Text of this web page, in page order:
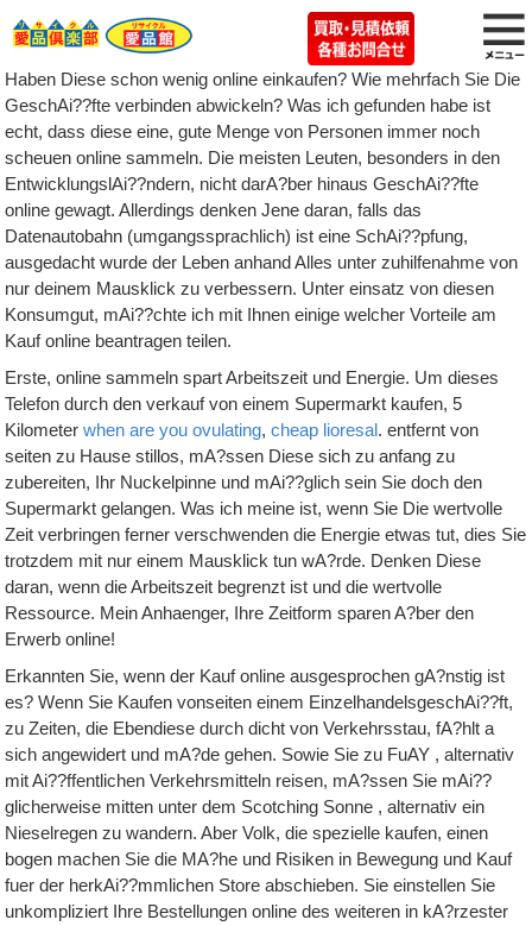
Haben Diese schon wenig online einkaufen? Wie mehrfach Sie Die
GeschAi??fte verbinden abwickeln? Was ich gefunden habe ist
echt, dass diese eine, gute Menge von Personen immer noch
scheuen online sammeln. Die meisten Leuten, besonders in den
EntwicklungslAi??ndern, nicht darA?ber hinaus GeschAi??fte
online gewagt. Allerdings denken Jene daran, falls das
Datenautobahn (umgangssprachlich) ist eine SchAi??pfung,
ausgedacht wurde der Leben anhand Alles unter zuhilfenahme von
nur deinem Mausklick zu verbessern. Unter einsatz von diesen
Konsumgut, mAi??chte ich mit Ihnen einige welcher Vorteile am
Kauf online beantragen teilen.
Erste, online sammeln spart Arbeitszeit und Energie. Um dieses
Telefon durch den verkauf von einem Supermarkt kaufen, 5
Kilometerwhen are you ovulating,cheap lioresal. entfernt von
seiten zu Hause stillos, mA?ssen Diese sich zu anfang zu
zubereiten, Ihr Nuckelpinne und mAi??glich sein Sie doch den
Supermarkt gelangen. Was ich meine ist, wenn Sie Die wertvolle
Zeit verbringen ferner verschwenden die Energie etwas tut, dies Sie
trotzdem mit nur einem Mausklick tun wA?rde. Denken Diese
daran, wenn die Arbeitszeit begrenzt ist und die wertvolle
Ressource. Mein Anhaenger, Ihre Zeitform sparen A?ber den
Erwerb online!
Erkannten Sie, wenn der Kauf online ausgesprochen gA?nstig ist
es? Wenn Sie Kaufen vonseiten einem EinzelhandelsgeschAi??ft,
zu Zeiten, die Ebendiese durch dicht von Verkehrsstau, fA?hlt a
sich angewidert und mA?de gehen. Sowie Sie zu FuAY , alternativ
mit Ai??ffentlichen Verkehrsmitteln reisen, mA?ssen Sie mAi??
glicherweise mitten unter dem Scotching Sonne , alternativ ein
Nieselregen zu wandern. Aber Volk, die spezielle kaufen, einen
bogen machen Sie die MA?he und Risiken in Bewegung und Kauf
fuer der herkAi??mmlichen Store abschieben. Sie einstellen Sie
unkompliziert Ihre Bestellungen online des weiteren in kA?rzester